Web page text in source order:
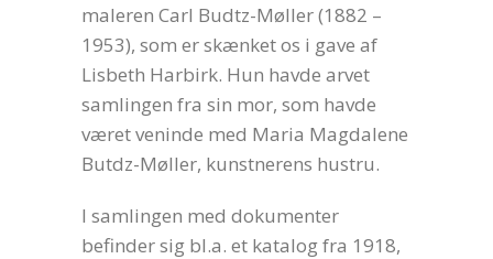
maleren Carl Budtz-Møller (1882 –
1953), som er skænket os i gave af
Lisbeth Harbirk. Hun havde arvet
samlingen fra sin mor, som havde
været veninde med Maria Magdalene
Butdz-Møller, kunstnerens hustru.
I samlingen med dokumenter
befinder sig bl.a. et katalog fra 1918,